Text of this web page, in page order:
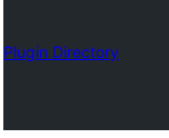
Plugin Directory